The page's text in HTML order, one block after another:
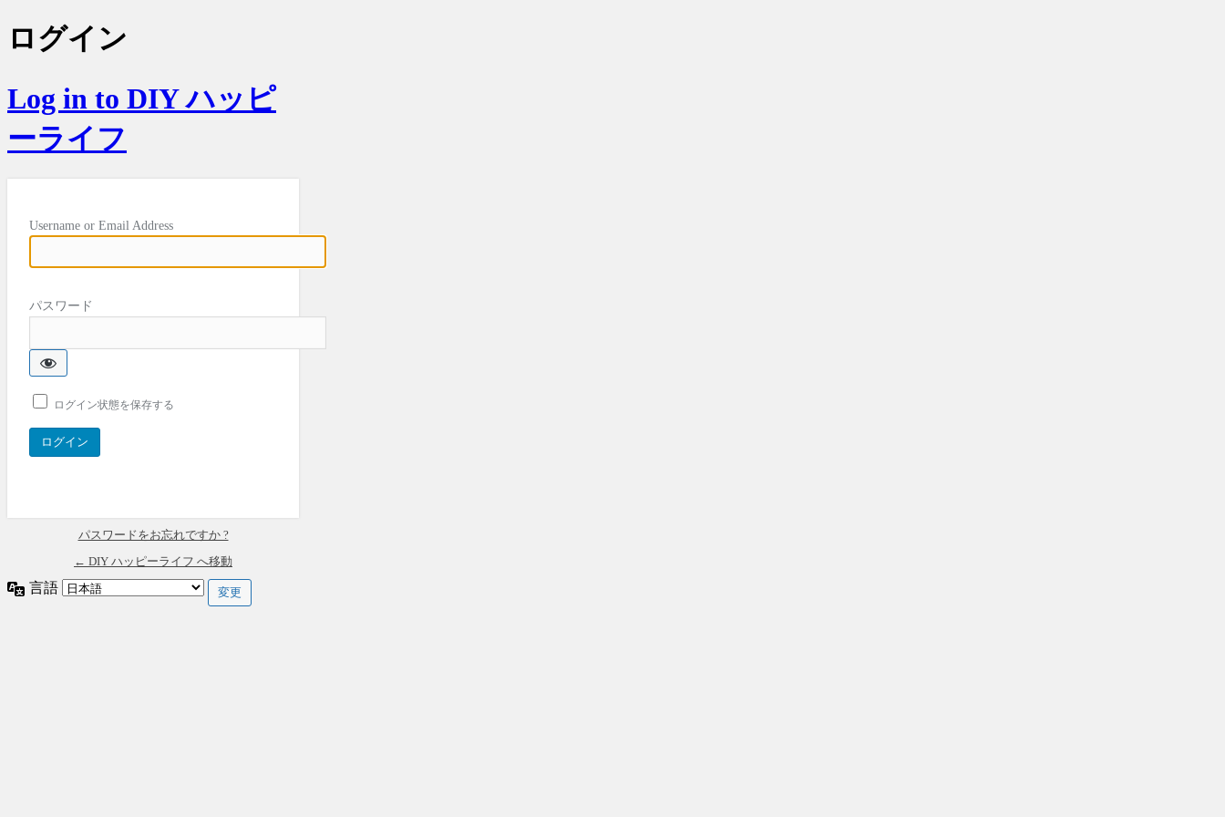
ログイン
Log in to DIY ハッピ
ーライフ
Username or Email Address
パスワード
ログイン状態を保存する
パスワードをお忘れですか ?
← DIY ハッピーライフ へ移動
言語